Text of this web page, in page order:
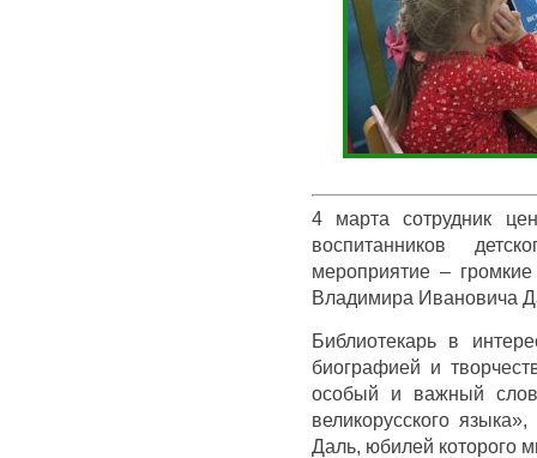
4 марта сотрудник
воспитанников
мероприятие –
Владимира Ивановича
Библиотекарь в
биографией и
особый и важный
великорусского
Даль, юбилей которого